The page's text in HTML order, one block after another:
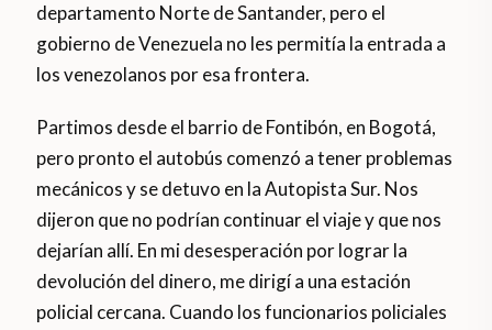
departamento Norte de Santander, pero el
gobierno de Venezuela no les permitía la entrada a
los venezolanos por esa frontera.
Partimos desde el barrio de Fontibón, en Bogotá,
pero pronto el autobús comenzó a tener problemas
mecánicos y se detuvo en la Autopista Sur. Nos
dijeron que no podrían continuar el viaje y que nos
dejarían allí. En mi desesperación por lograr la
devolución del dinero, me dirigí a una estación
policial cercana. Cuando los funcionarios policiales